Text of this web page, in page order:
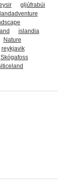
gljúfrabúi
islandia
Nature
reykjavik
Skógafoss